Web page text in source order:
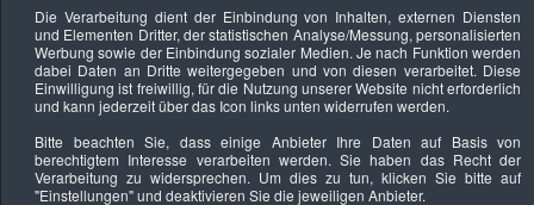
29
18 19 20 21 22
Erfolgreich
als ...
23
Professionelle
...
24
Auftritt des
Sa ...
30
25 26 27 28 29 30 31
Die Verarbeitung dient der Einbindung von Inhalten, externen Diensten
und Elementen Dritter, der statistischen Analyse/Messung, personalisierten
Werbung sowie der Einbindung sozialer Medien. Je nach Funktion werden
dabei Daten an Dritte weitergegeben und von diesen verarbeitet. Diese
Einwilligung ist freiwillig, für die Nutzung unserer Website nicht erforderlich
und kann jederzeit über das Icon links unten widerrufen werden.
Bitte beachten Sie, dass einige Anbieter Ihre Daten auf Basis von
berechtigtem Interesse verarbeiten werden. Sie haben das Recht der
Verarbeitung zu widersprechen. Um dies zu tun, klicken Sie bitte auf
"Einstellungen"und deaktivieren Sie die jeweiligen Anbieter.